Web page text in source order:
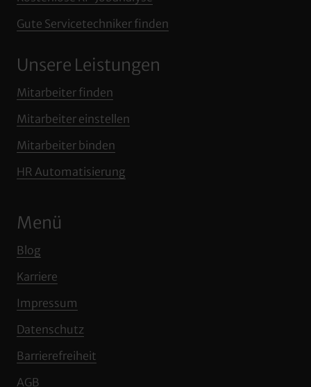
Gute Servicetechniker finden
Unsere Leistungen
Mitarbeiter finden
Mitarbeiter einstellen
Mitarbeiter binden
HR Automatisierung
Menü
Blog
Karriere
Impressum
Datenschutz
Barrierefreiheit
AGB